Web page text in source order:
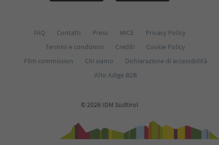
FAQ Contatti Press MICE
Privacy Policy
Termini e condizioni
Crediti
Cookie Policy
Film commission
Chi siamo
Dichiarazione di accessibilità
Alto Adige B2B
© 2026 IDM Südtirol